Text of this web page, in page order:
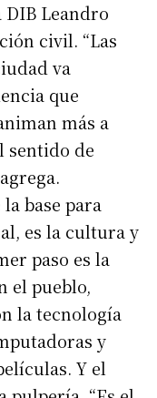
DIB Leandro
civil. “Las
va
que
más a
sentido de
base para
es la cultura y
paso es la
el pueblo,
la tecnología
y
Y el